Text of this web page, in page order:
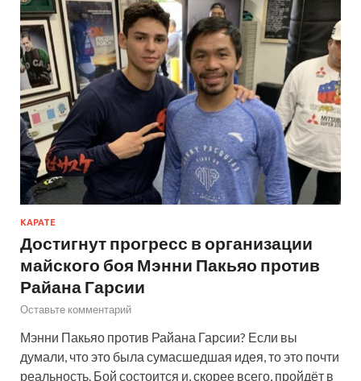
КАРАТЕ
Достигнут прогресс в организации
майского боя Мэнни Пакьяо против
Райана Гарсии
Оставьте комментарий
Мэнни Пакьяо против Райана Гарсии? Если вы
думали, что это была сумасшедшая идея, то это почти
реальность. Бой состоится и, скорее всего, пройдёт в